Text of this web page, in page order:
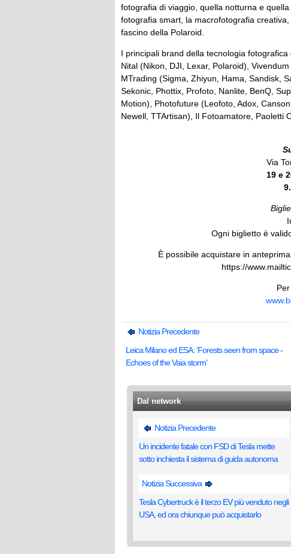
fotografia di viaggio, quella notturna e
fotografia smart, la macrofotografia
fascino della Polaroid.
I principali brand della tecnologia
Nital (Nikon, DJI, Lexar, Polaroid),
MTrading (Sigma, Zhiyun, Hama, Sandisk,
Sekonic, Phottix, Profoto, Nanlite, BenQ,
Motion), Photofuture (Leofoto, Adox,
Newell, TTArtisan), Il Fotoamatore, Paoletti
Via
19 e
Ogni biglietto è
È possibile acquistare in
https://
Notizia Precedente
Leica Milano ed ESA: 'Forests seen from space -
Echoes of the Vaia storm'
Dal network
Notizia Precedente
Un incidente fatale con FSD di Tesla mette
sotto inchiesta il sistema di guida autonoma
Notizia Successiva
Tesla Cybertruck è il terzo EV più venduto negli
USA, ed ora chiunque può acquistarlo